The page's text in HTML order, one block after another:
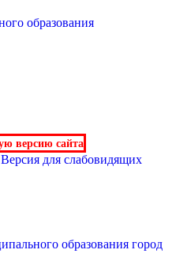
образования
версию сайта
Версия для слабовидящих
образования город